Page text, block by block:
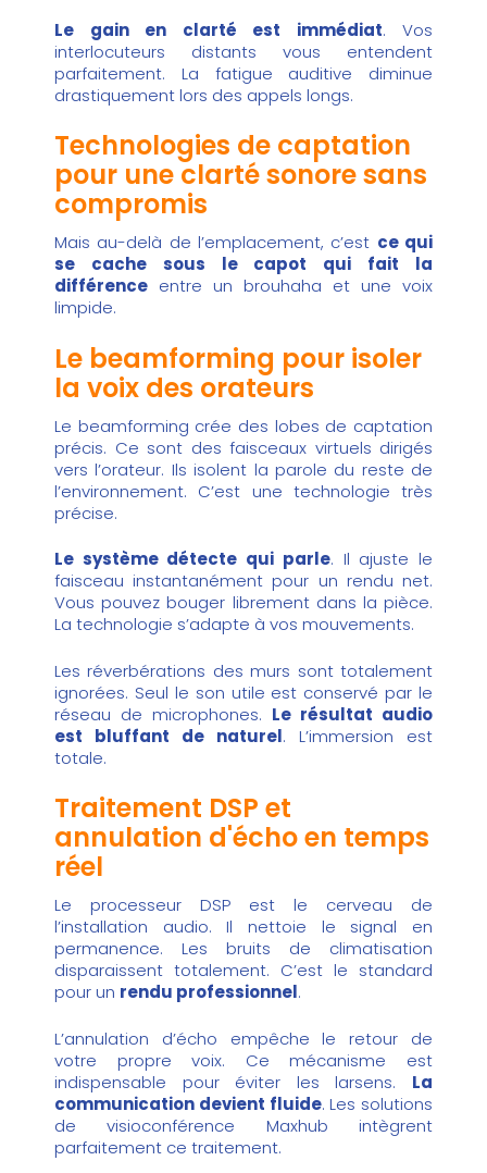
Le gain en clarté est immédiat. Vos
interlocuteurs distants vous entendent
parfaitement. La fatigue auditive diminue
drastiquement lors des appels longs.
Technologies de captation
pour une clarté sonore sans
compromis
Mais au-delà de l’emplacement, c’est ce qui
se cache sous le capot qui fait la
différence entre un brouhaha et une voix
limpide.
Le beamforming pour isoler
la voix des orateurs
Le beamforming crée des lobes de captation
précis. Ce sont des faisceaux virtuels dirigés
vers l’orateur. Ils isolent la parole du reste de
l’environnement. C’est une technologie très
précise.
Le système détecte qui parle. Il ajuste le
faisceau instantanément pour un rendu net.
Vous pouvez bouger librement dans la pièce.
La technologie s’adapte à vos mouvements.
Les réverbérations des murs sont totalement
ignorées. Seul le son utile est conservé par le
réseau de microphones. Le résultat audio
est bluffant de naturel. L’immersion est
totale.
Traitement DSP et
annulation d'écho en temps
réel
Le processeur DSP est le cerveau de
l’installation audio. Il nettoie le signal en
permanence. Les bruits de climatisation
disparaissent totalement. C’est le standard
pour un rendu professionnel.
L’annulation d’écho empêche le retour de
votre propre voix. Ce mécanisme est
indispensable pour éviter les larsens. La
communication devient fluide. Les solutions
devisioconférence Maxhub intègrent
parfaitement ce traitement.